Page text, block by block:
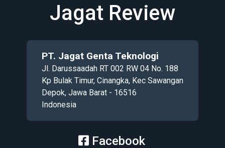
Jagat Review
PT. Jagat Genta Teknologi
Jl. Darussaadah RT 002 RW 04 No. 188
Kp Bulak Timur, Cinangka, Kec Sawangan
Depok, Jawa Barat - 16516
Indonesia
Facebook